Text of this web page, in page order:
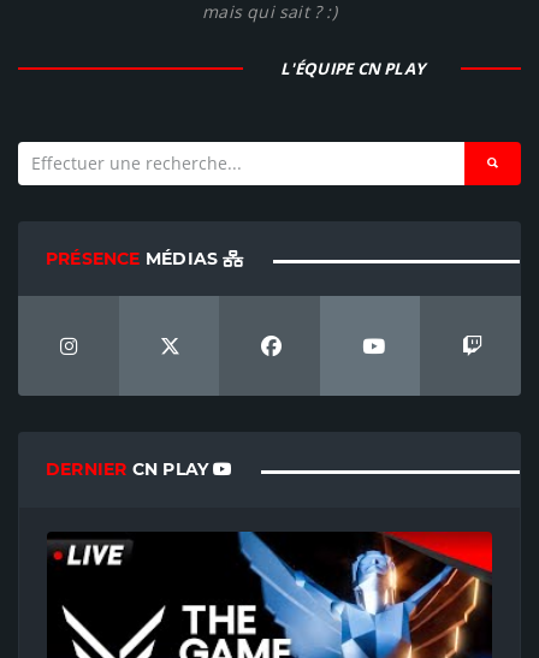
mais qui sait ? :)
L'ÉQUIPE CN PLAY
PRÉSENCE MÉDIAS
DERNIER CN PLAY